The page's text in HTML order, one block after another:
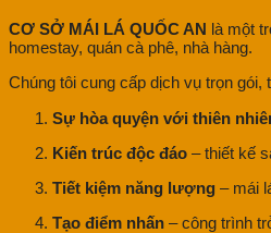
CƠ SỞ MÁI LÁ QUỐC AN là một
homestay, quán cà phê, nhà hàng.
Chúng tôi cung cấp dịch vụ trọn
Sự hòa quyện với thiên
Kiến trúc độc đáo – thiết kế
Tiết kiệm năng lượng – mái
Tạo điểm nhấn – công trình